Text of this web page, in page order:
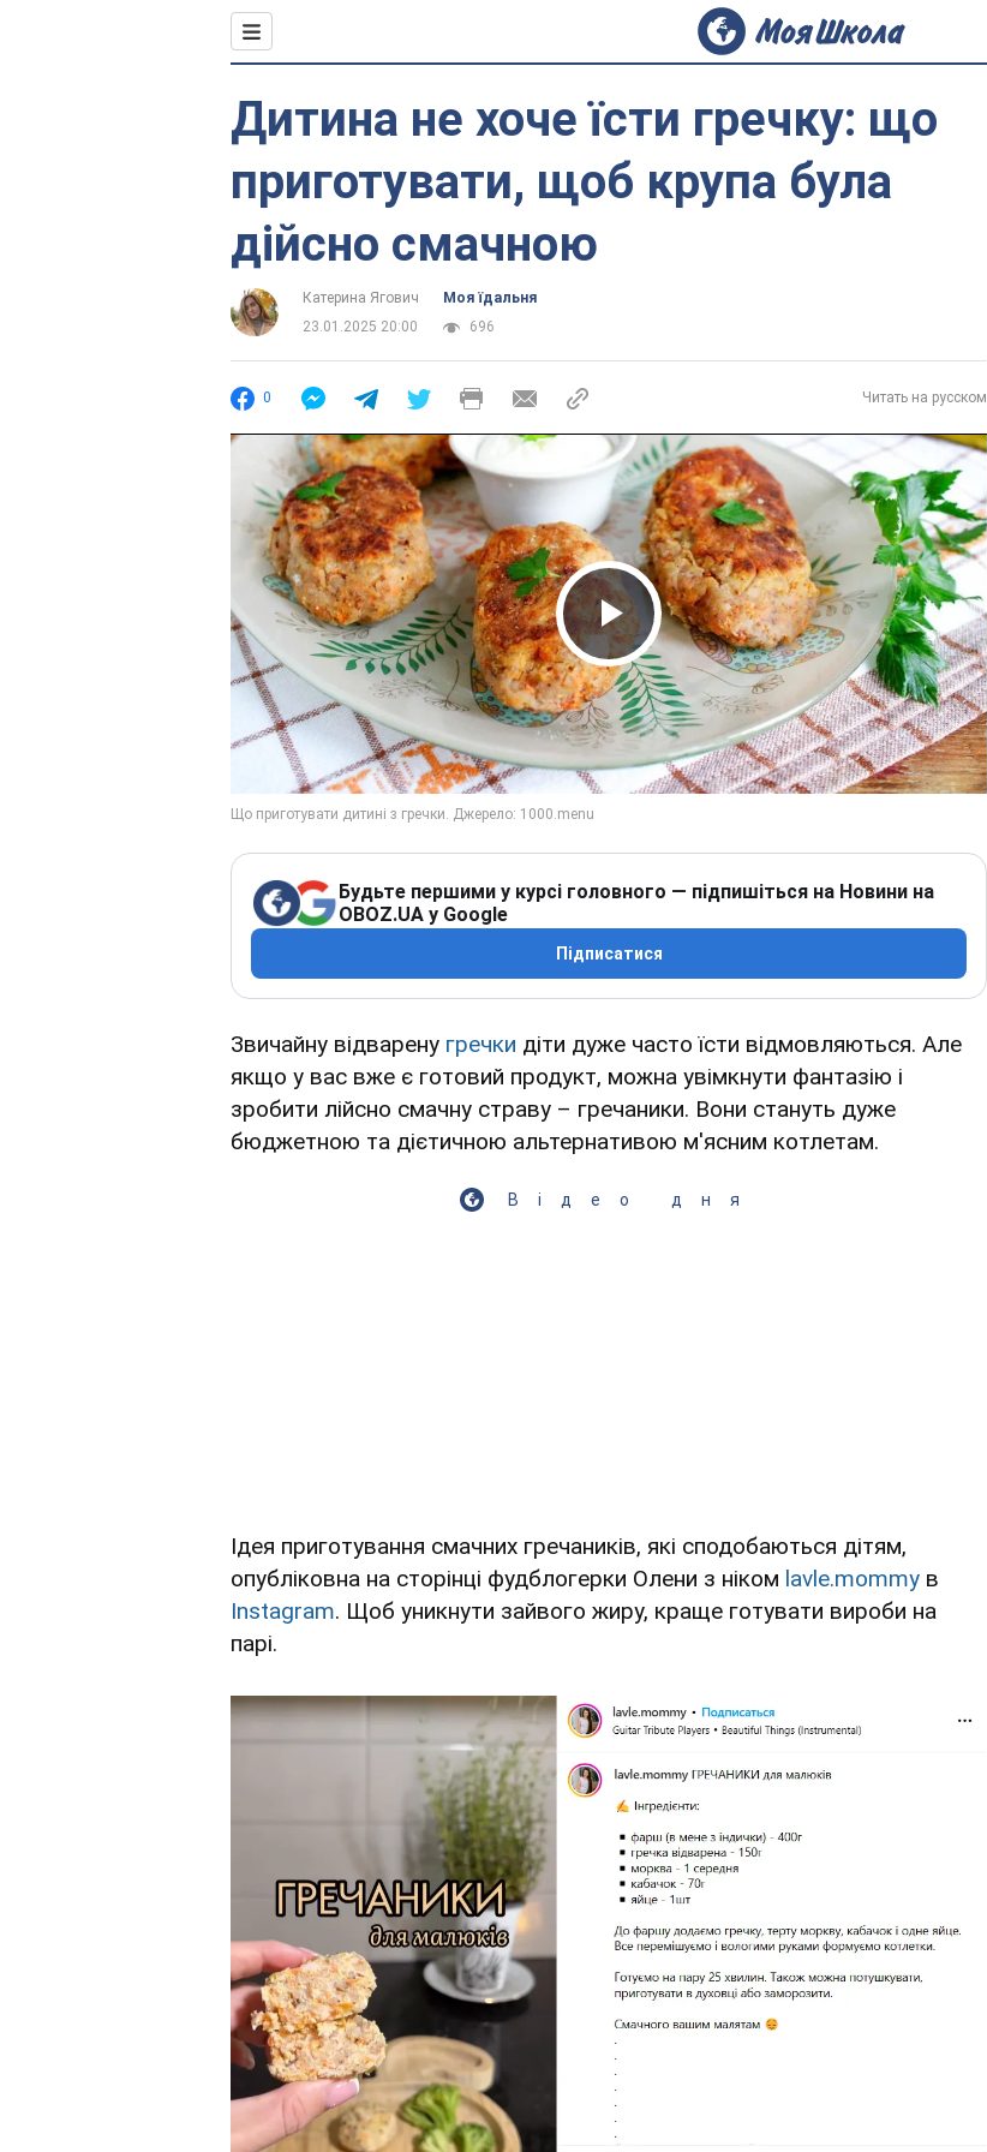
Дитина не хоче їсти гречку: що
приготувати, щоб крупа була
дійсно смачною
Катерина Ягович
Моя їдальня
23.01.2025 20:00
696
0 Читать на русском
Play Video
Будьте першими у курсі головного — підпишіться на Новини на
OBOZ.UA у Google
Підписатися
Звичайну відварену гречки діти дуже часто їсти відмовляються. Але
якщо у вас вже є готовий продукт, можна увімкнути фантазію і
зробити лійсно смачну страву – гречаники. Вони стануть дуже
бюджетною та дієтичною альтернативою м'ясним котлетам.
Відео дня
Ідея приготування смачних гречаників, які сподобаються дітям,
опубліковна на сторінці фудблогерки Олени з ніком lavle.mommy в
Instagram. Щоб уникнути зайвого жиру, краще готувати вироби на
парі.